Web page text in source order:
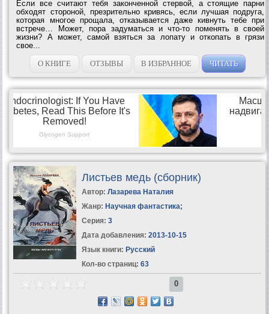
Если все считают тебя законченной стервой, а стоящие парни
обходят стороной, презрительно кривясь, если лучшая подруга,
которая многое прощала, отказывается даже кивнуть тебе при
встрече… Может, пора задуматься и что-то поменять в своей
жизни? А может, самой взяться за лопату и откопать в грязи
свое...
О КНИГЕ
ОТЗЫВЫ В ИЗБРАННОЕ ЧИТАТЬ
Листьев медь (сборник)
Автор: Лазарева Наталия
Жанр: Научная фантастика;
Серия: 3
Дата добавления: 2013-10-15
Язык книги: Русский
Кол-во страниц: 63
0